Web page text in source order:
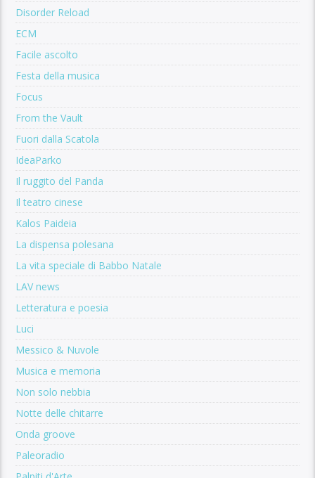
Disorder Reload
ECM
Facile ascolto
Festa della musica
Focus
From the Vault
Fuori dalla Scatola
IdeaParko
Il ruggito del Panda
Il teatro cinese
Kalos Paideia
La dispensa polesana
La vita speciale di Babbo Natale
LAV news
Letteratura e poesia
Luci
Messico & Nuvole
Musica e memoria
Non solo nebbia
Notte delle chitarre
Onda groove
Paleoradio